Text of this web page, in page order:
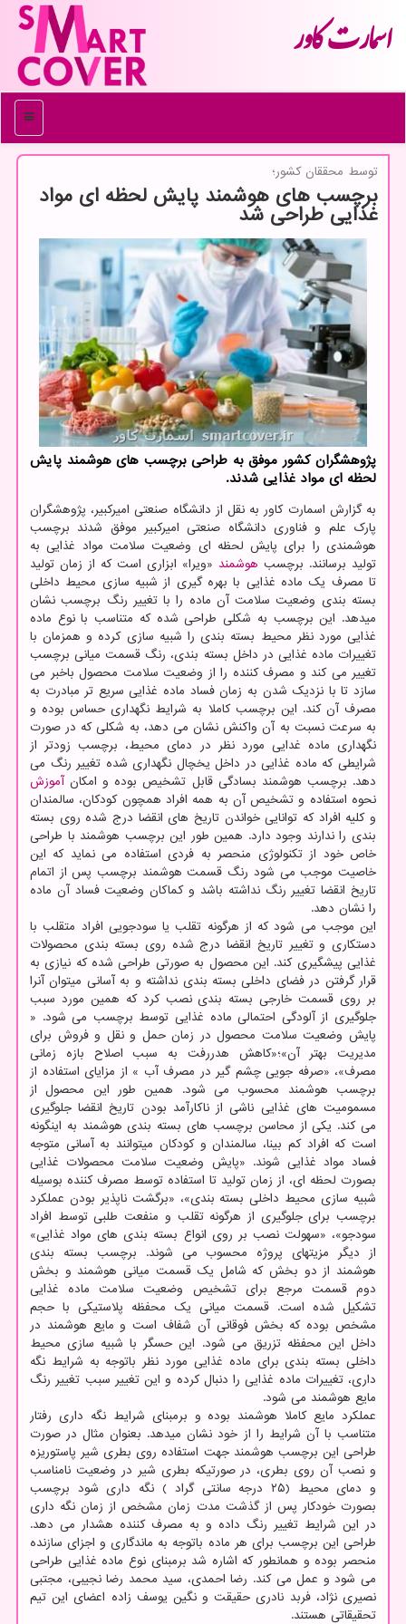
اسمارت كاور
منو
توسط محققان كشور؛
برچسب های هوشمند پایش لحظه ای مواد
غذایی طراحی شد
پژوهشگران کشور موفق به طراحی برچسب های هوشمند پایش
لحظه ای مواد غذایی شدند.
به گزارش اسمارت کاور به نقل از دانشگاه صنعتی امیرکبیر، پژوهشگران
پارک علم و فناوری دانشگاه صنعتی امیرکبیر موفق شدند برچسب
هوشمندی را برای پایش لحظه ای وضعیت سلامت مواد غذایی به
تولید برسانند. برچسب هوشمند «ویرا» ابزاری است که از زمان تولید
تا مصرف یک ماده غذایی با بهره گیری از شبیه سازی محیط داخلی
بسته بندی وضعیت سلامت آن ماده را با تغییر رنگ برچسب نشان
میدهد. این برچسب به شکلی طراحی شده که متناسب با نوع ماده
غذایی مورد نظر محیط بسته بندی را شبیه سازی کرده و همزمان با
تغییرات ماده غذایی در داخل بسته بندی، رنگ قسمت میانی برچسب
تغییر می کند و مصرف کننده را از وضعیت سلامت محصول باخبر می
سازد تا با نزدیک شدن به زمان فساد ماده غذایی سریع تر مبادرت به
مصرف آن کند. این برچسب کاملا به شرایط نگهداری حساس بوده و
به سرعت نسبت به آن واکنش نشان می دهد، به شکلی که در صورت
نگهداری ماده غدایی مورد نظر در دمای محیط، برچسب زودتر از
شرایطی که ماده غذایی در داخل یخچال نگهداری شده تغییر رنگ می
دهد. برچسب هوشمند بسادگی قابل تشخیص بوده و امکانآموزش
نحوه استفاده و تشخیص آن به همه افراد همچون کودکان، سالمندان
و کلیه افراد که توانایی خواندن تاریخ های انقضا درج شده روی بسته
بندی را ندارند وجود دارد. همین طور این برچسب هوشمند با طراحی
خاص خود از تکنولوژی منحصر به فردی استفاده می نماید که این
خاصیت موجب می شود رنگ قسمت هوشمند برچسب پس از اتمام
تاریخ انقضا تغییر رنگ نداشته باشد و کماکان وضعیت فساد آن ماده
را نشان دهد.
این موجب می شود که از هرگونه تقلب یا سودجویی افراد متقلب با
دستکاری و تغییر تاریخ انقضا درج شده روی بسته بندی محصولات
غذایی پیشگیری کند. این محصول به صورتی طراحی شده که نیازی به
قرار گرفتن در فضای داخلی بسته بندی نداشته و به آسانی میتوان آنرا
بر روی قسمت خارجی بسته بندی نصب کرد که همین مورد سبب
جلوگیری از آلودگی احتمالی ماده غذایی توسط برچسب می شود. «
پایش وضعیت سلامت محصول در زمان حمل و نقل و فروش برای
مدیریت بهتر آن»؛«کاهش هدررفت به سبب اصلاح بازه زمانی
مصرف»، «صرفه جویی چشم گیر در مصرف آب » از مزایای استفاده از
برچسب هوشمند محسوب می شود. همین طور این محصول از
مسمومیت های غذایی ناشی از ناکارآمد بودن تاریخ انقضا جلوگیری
می کند. یکی از محاسن برچسب های بسته بندی هوشمند به اینگونه
است که افراد کم بینا، سالمندان و کودکان میتوانند به آسانی متوجه
فساد مواد غذایی شوند. «پایش وضعیت سلامت محصولات غذایی
بصورت لحظه ای، از زمان تولید تا استفاده توسط مصرف کننده بوسیله
شبیه سازی محیط داخلی بسته بندی»، «برگشت ناپذیر بودن عملکرد
برچسب برای جلوگیری از هرگونه تقلب و منفعت طلبی توسط افراد
سودجو»، «سهولت نصب بر روی انواع بسته بندی های مواد غذایی»
از دیگر مزیتهای پروژه محسوب می شوند. برچسب بسته بندی
هوشمند از دو بخش که شامل یک قسمت میانی هوشمند و بخش
دوم قسمت مرجع برای تشخیص وضعیت سلامت ماده غذایی
تشکیل شده است. قسمت میانی یک محفظه پلاستیکی با حجم
مشخص بوده که بخش فوقانی آن شفاف است و مایع هوشمند در
داخل این محفظه تزریق می شود. این حسگر با شبیه سازی محیط
داخلی بسته بندی برای ماده غذایی مورد نظر باتوجه به شرایط نگه
داری، تغییرات ماده غذایی را دنبال کرده و این تغییر سبب تغییر رنگ
مایع هوشمند می شود.
عملکرد مایع کاملا هوشمند بوده و برمبنای شرایط نگه داری رفتار
متناسب با آن شرایط را از خود نشان میدهد. بعنوان مثال در صورت
طراحی این برچسب هوشمند جهت استفاده روی بطری شیر پاستوریزه
و نصب آن روی بطری، در صورتیکه بطری شیر در وضعیت نامناسب
و دمای محیط (۲۵ درجه سانتی گراد ) نگه داری شود برچسب
بصورت خودکار پس از گذشت مدت زمان مشخص از زمان نگه داری
در این شرایط تغییر رنگ داده و به مصرف کننده هشدار می دهد.
طراحی این برچسب برای هر ماده باتوجه به ماندگاری و اجزای سازنده
منحصر بوده و همانطور که اشاره شد برمبنای نوع ماده غذایی طراحی
می شود و عمل می کند. رضا احمدی، سید محمد رضا نجیبی، مجتبی
نصیری نژاد، فربد نادری حقیقت و نگین یوسف زاده اعضای این تیم
تحقیقاتی هستند.